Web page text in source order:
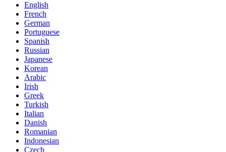
English
French
German
Portuguese
Spanish
Russian
Japanese
Korean
Arabic
Irish
Greek
Turkish
Italian
Danish
Romanian
Indonesian
Czech